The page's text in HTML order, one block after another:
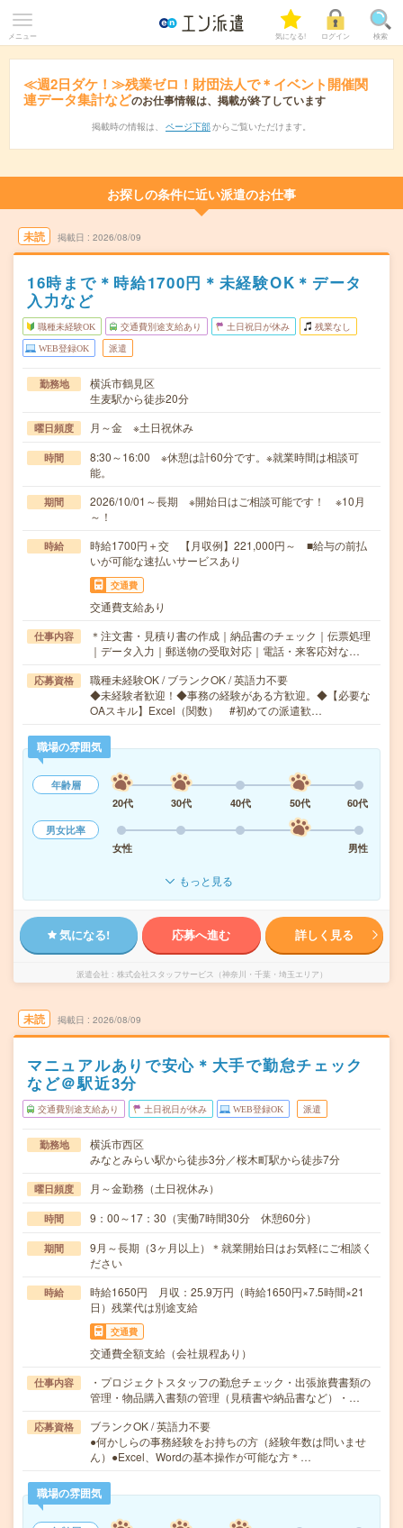
メニュー 気になる! ログイン 検索
≪週2日ダケ！≫残業ゼロ！財団法人で＊イベント開催関
連データ集計などのお仕事情報は、掲載が終了しています
掲載時の情報は、 ページ下部 からご覧いただけます。
お探しの条件に近い派遣のお仕事
未読 掲載日 2026/08/09
16時まで＊時給1700円＊未経験OK＊データ
入力など
職種未経験OK 交通費別途支給あり 土日祝日が休み 残業なし
WEB登録OK 派遣
勤務地
横浜市鶴見区
生麦駅から徒歩20分
曜日頻度 月～金 ※土日祝休み
時間
8:30～16:00 ※休憩は計60分です。※就業時間は相談可
能。
期間
2026/10/01～長期 ※開始日はご相談可能です！ ※10月
～！
時給
時給1700円＋交 【月収例】221,000円～ ■給与の前払
いが可能な速払いサービスあり
交通費
交通費支給あり
仕事内容
＊注文書・見積り書の作成｜納品書のチェック｜伝票処理
｜データ入力｜郵送物の受取対応｜電話・来客応対な…
応募資格
職種未経験OK / ブランクOK / 英語力不要
◆未経験者歓迎！◆事務の経験がある方歓迎。◆【必要な
OAスキル】Excel（関数） #初めての派遣歓…
職場の雰囲気
年齢層
20代
30代 40代 50代
60代
男女比率
女性
男性
もっと見る
気になる! 応募へ進む 詳しく見る
派遣会社 株式会社スタッフサービス（神奈川・千葉・埼玉エリア）
未読 掲載日 2026/08/09
マニュアルありで安心＊大手で勤怠チェック
など＠駅近3分
交通費別途支給あり 土日祝日が休み WEB登録OK 派遣
勤務地
横浜市西区
みなとみらい駅から徒歩3分／桜木町駅から徒歩7分
曜日頻度 月～金勤務（土日祝休み）
時間 9：00～17：30（実働7時間30分 休憩60分）
期間
9月～長期（3ヶ月以上）＊就業開始日はお気軽にご相談く
ださい
時給
時給1650円 月収：25.9万円（時給1650円×7.5時間×21
日）残業代は別途支給
交通費
交通費全額支給（会社規程あり）
仕事内容
・プロジェクトスタッフの勤怠チェック・出張旅費書類の
管理・物品購入書類の管理（見積書や納品書など）・…
応募資格
ブランクOK / 英語力不要
●何かしらの事務経験をお持ちの方（経験年数は問いませ
ん）●Excel、Wordの基本操作が可能な方＊…
職場の雰囲気